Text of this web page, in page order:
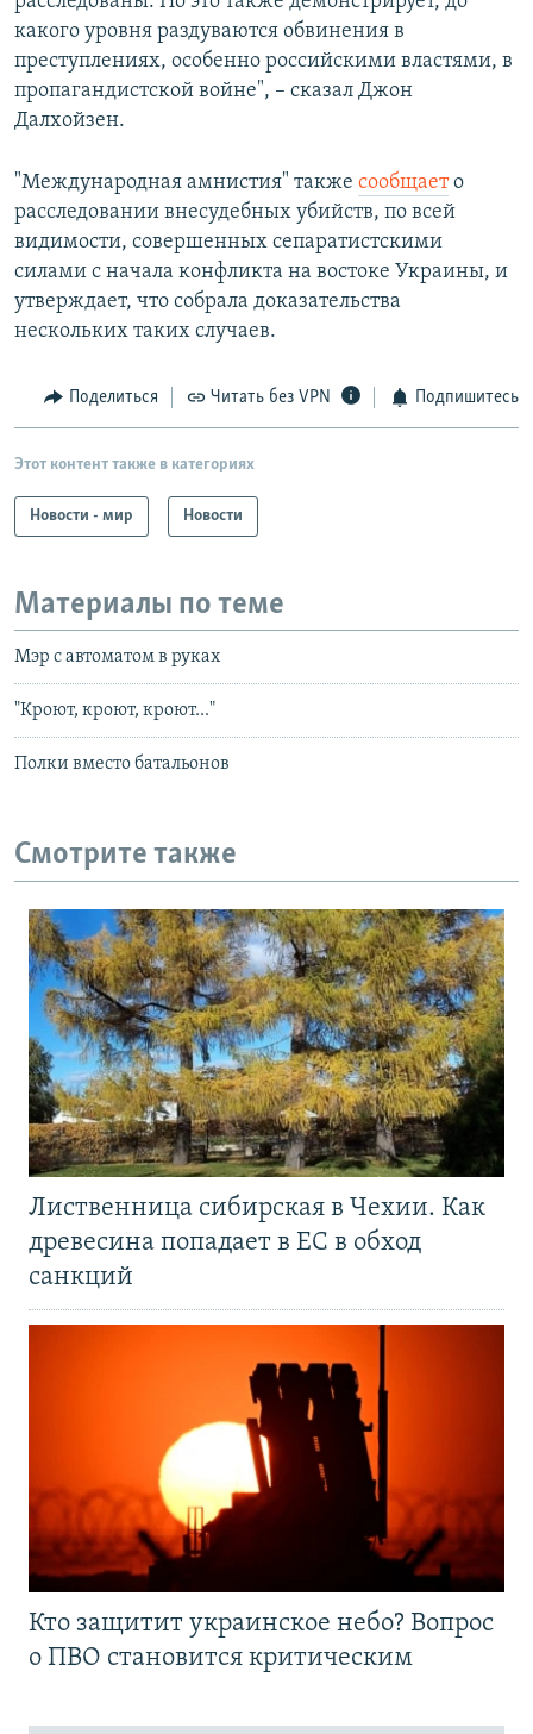
какого уровня раздуваются обвинения в
преступлениях, особенно российскими властями, в
пропагандистской войне", – сказал Джон
Далхойзен.
"Международная амнистия" также сообщаето
расследовании внесудебных убийств, по всей
видимости, совершенных сепаратистскими
силами с начала конфликта на востоке Украины, и
утверждает, что собрала доказательства
нескольких таких случаев.
Поделиться Читать без VPN Подпишитесь
Этот контент также в категориях
Новости - мир Новости
Материалы по теме
Мэр с автоматом в руках
"Кроют, кроют, кроют..."
Полки вместо батальонов
Смотрите также
Лиственница сибирская в Чехии. Как
древесина попадает в ЕС в обход
санкций
Кто защитит украинское небо? Вопрос
о ПВО становится критическим